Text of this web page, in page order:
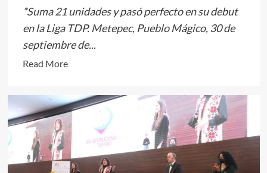
*Suma 21 unidades y pasó perfecto en su debut
en la Liga TDP. Metepec, Pueblo Mágico, 30 de
septiembre de...
Read MoreRead
ARTESANOS
METEPEC
SE
MANTIENE